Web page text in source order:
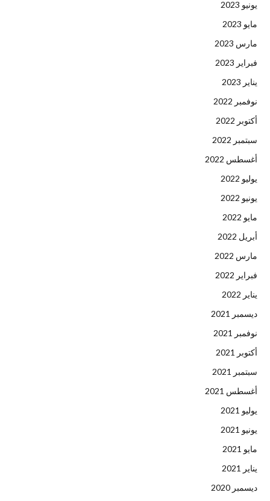
يونيو 2023
مايو 2023
مارس 2023
فبراير 2023
يناير 2023
نوفمبر 2022
أكتوبر 2022
سبتمبر 2022
أغسطس 2022
يوليو 2022
يونيو 2022
مايو 2022
أبريل 2022
مارس 2022
فبراير 2022
يناير 2022
ديسمبر 2021
نوفمبر 2021
أكتوبر 2021
سبتمبر 2021
أغسطس 2021
يوليو 2021
يونيو 2021
مايو 2021
يناير 2021
ديسمبر 2020